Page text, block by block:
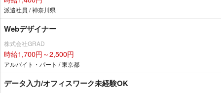
派遣社員 / 神奈川県
Webデザイナー
株式会社GRAD
時給1,700円～2,500円
アルバイト・パート / 東京都
データ入力/オフィスワーク未経験OK